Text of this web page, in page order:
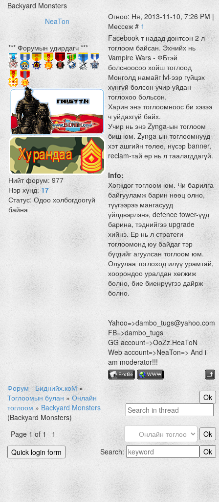
Backyard Monsters
NeaTon
Огноо: Ня, 2013-11-10, 7:26 PM |
Мессеж #1
*** Форумын удирдагч ***
Нийт форум:977
Нэр хүнд:17
Статус:Одоо холбогдоогүй
байна
Facebook-т надад донтсон 2 л
тоглоом байсан. Эхнийх нь
Vampire Wars - ФБтэй
болсноосоо хойш тоглоод
Монголд намайг lvl-ээр гүйцэх
хүнгүй болсон учир уйдан
тоглохоо больсон.
Харин энэ тоглоомноос би хэзээ
ч уйдахгүй байх.
Учир нь энэ Zynga-ын тоглоом
биш юм. Zynga-ын тоглоомнууд
хэт ашгийн төлөө, нүсэр banner,
reclam-тай ер нь л таалагддагүй.
Info:
Хөгждөг тоглоом юм. Чи барилга
байгууламж барин нөөц олно,
түүгээрээ мангасууд
үйлдвэрлэнэ, defence tower-үүд
барина, тэднийгээ upgrade
хийнэ. Ер нь л стратеги
тоглоомонд юу байдаг тэр
бүгдийг агуулсан тоглоом юм.
Олуулаа тоглоход илүү урамтай,
хоорондоо уралдан хөгжиж
болно, бие биенрүүгээ дайрж
болно.
Yahoo=>dambo_tugs@yahoo.com
FB=>dambo_tugs
GG account=>OoZz.HeaToN
Web account=>NeaTon=> And i
am moderator!!!
Форум - Биднийх.коМ »
Тоглоомын булан » Онлайн
тоглоом » Backyard Monsters
(Backyard Monsters)
Page1of1
1
Search: